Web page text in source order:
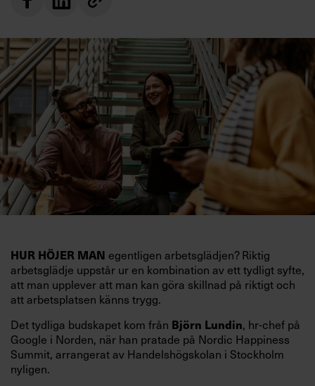
HUR HÖJER MAN egentligen arbetsglädjen? Riktig
arbetsglädje uppstår ur en kombination av ett tydligt syfte,
att man upplever att man kan göra skillnad på riktigt och
att arbetsplatsen känns trygg.
Det tydliga budskapet kom från Björn Lundin, hr-chef på
Google i Norden, när han pratade på Nordic Happiness
Summit, arrangerat av Handelshögskolan i Stockholm
nyligen.